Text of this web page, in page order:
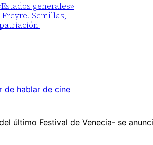
generales»
Freyre. Semillas,
de hablar de cine
último Festival de Venecia- se